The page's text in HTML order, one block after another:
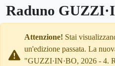
Raduno
Attenzione! Stai
un'edizione passata. La
"GUZZI·IN·BO, 2026 - 4.